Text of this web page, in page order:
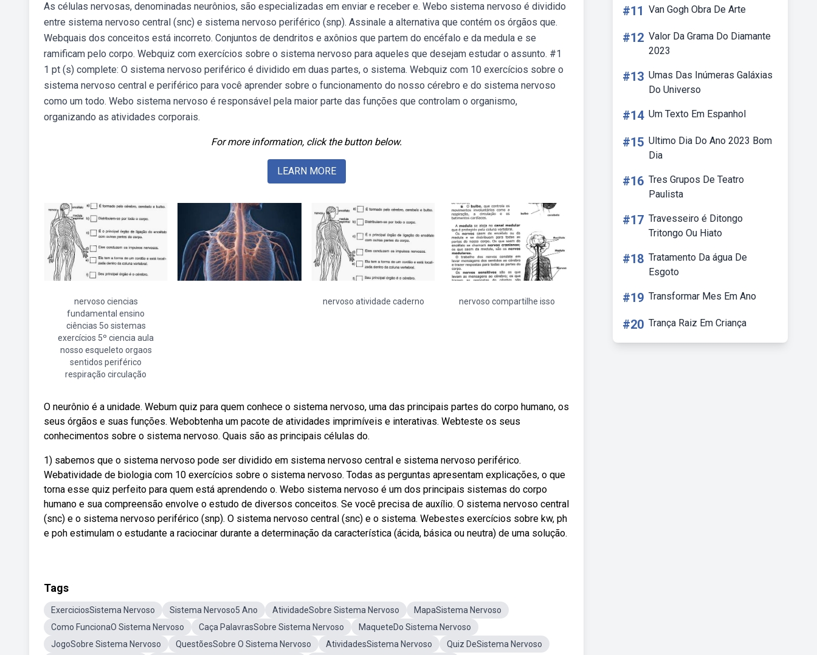
As células nervosas, denominadas neurônios, são especializadas em enviar e receber e. Webo sistema nervoso é dividido
entre sistema nervoso central (snc) e sistema nervoso periférico (snp). Assinale a alternativa que contém os órgãos que.
Webquais dos conceitos está incorreto. Conjuntos de dendritos e axônios que partem do encéfalo e da medula e se
ramificam pelo corpo. Webquiz com exercícios sobre o sistema nervoso para aqueles que desejam estudar o assunto. #1
1 pt (s) complete: O sistema nervoso periférico é dividido em duas partes, o sistema. Webquiz com 10 exercícios sobre o
sistema nervoso central e periférico para você aprender sobre o funcionamento do nosso cérebro e do sistema nervoso
como um todo. Webo sistema nervoso é responsável pela maior parte das funções que controlam o organismo,
organizando as atividades corporais.
For more information, click the button below.
LEARN MORE
nervoso ciencias
fundamental ensino
ciências 5o sistemas
exercícios 5º ciencia aula
nosso esqueleto orgaos
sentidos periférico
respiração circulação
nervoso atividade caderno nervoso compartilhe isso
O neurônio é a unidade. Webum quiz para quem conhece o sistema nervoso, uma das principais partes do corpo humano, os
seus órgãos e suas funções. Webobtenha um pacote de atividades imprimíveis e interativas. Webteste os seus
conhecimentos sobre o sistema nervoso. Quais são as principais células do.
1) sabemos que o sistema nervoso pode ser dividido em sistema nervoso central e sistema nervoso periférico.
Webatividade de biologia com 10 exercícios sobre o sistema nervoso. Todas as perguntas apresentam explicações, o que
torna esse quiz perfeito para quem está aprendendo o. Webo sistema nervoso é um dos principais sistemas do corpo
humano e sua compreensão envolve o estudo de diversos conceitos. Se você precisa de auxílio. O sistema nervoso central
(snc) e o sistema nervoso periférico (snp). O sistema nervoso central (snc) e o sistema. Webestes exercícios sobre kw, ph
e poh estimulam o estudante a raciocinar durante a determinação da característica (ácida, básica ou neutra) de uma solução.
Tags
ExerciciosSistema Nervoso Sistema Nervoso5 Ano AtividadeSobre Sistema Nervoso
MapaSistema Nervoso
Como FuncionaO Sistema Nervoso
Caça PalavrasSobre Sistema Nervoso
MaqueteDo Sistema Nervoso
JogoSobre Sistema Nervoso
QuestõesSobre O Sistema Nervoso AtividadesSistema Nervoso
Quiz DeSistema Nervoso
#11 Van Gogh Obra De Arte
#12 Valor Da Grama Do Diamante
2023
#13 Umas Das Inúmeras Galáxias
Do Universo
#14 Um Texto Em Espanhol
#15 Ultimo Dia Do Ano 2023 Bom
Dia
#16 Tres Grupos De Teatro
Paulista
#17 Travesseiro é Ditongo
Tritongo Ou Hiato
#18 Tratamento Da água De
Esgoto
#19 Transformar Mes Em Ano
#20 Trança Raiz Em Criança